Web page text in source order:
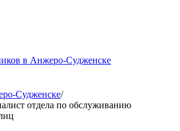
в Анжеро-Судженске
Судженске/
отдела по обслуживанию